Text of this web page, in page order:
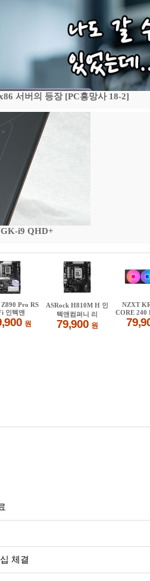
서버의 등장 [PC흥망사 18-2]
i9 QHD+
체결